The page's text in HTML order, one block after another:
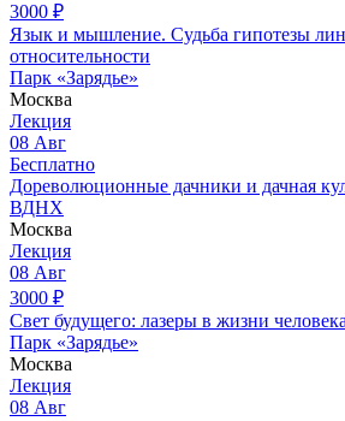
3000 ₽
Язык и мышление. Судьба гипотезы
относительности
Парк «Зарядье»
Москва
Лекция
08 Авг
Бесплатно
Дореволюционные дачники и дачная
ВДНХ
Москва
Лекция
08 Авг
3000 ₽
Свет будущего: лазеры в жизни человека
Парк «Зарядье»
Москва
Лекция
08 Авг